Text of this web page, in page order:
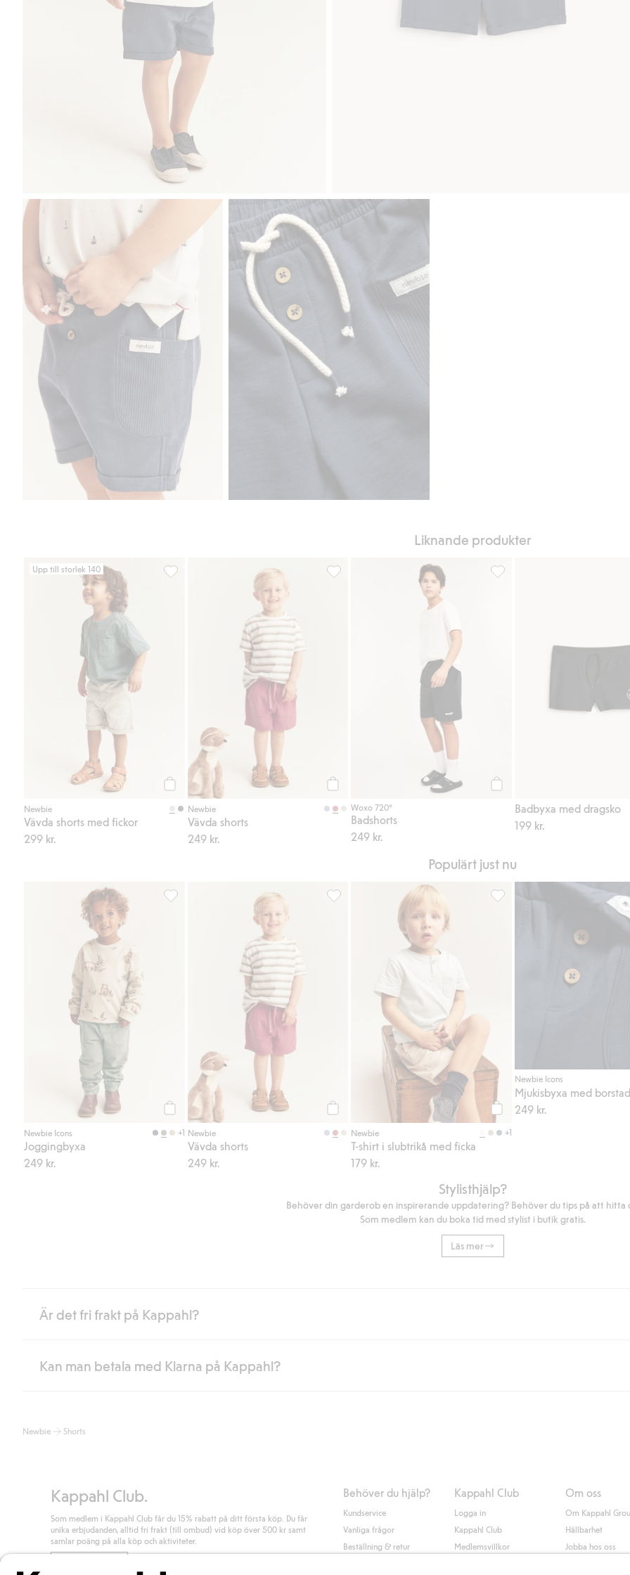
Liknande produkter
Upp till storlek 140
Newbie
Vävda shorts med fickor
299 kr.
Vävda shorts med fickor, Lägg till i favoriter
Newbie
Vävda shorts
249 kr.
Vävda shorts, Lägg till i favoriter
Woxo 720°
Badshorts
249 kr.
Badbyxa med dragsko
199 kr.
Populärt just nu
Newbie Icons +1
Joggingbyxa
249 kr.
Joggingbyxa, Lägg till i favoriter
Newbie
Vävda shorts
249 kr.
Vävda shorts, Lägg till i favoriter
Köp
Newbie +1
T-shirt i slubtrikå med ficka
179 kr.
T-shirt i slubtrikå med ficka,
Newbie Icons
Mjukisbyxa med
249 kr.
Stylisthjälp?
Behöver din garderob en inspirerande uppdatering? Behöver du tips på att hitta
Som medlem kan du boka tid med stylist i butik gratis.
Läs mer
Är det fri frakt på Kappahl?
Är du medlem i Kappahl Club har du alltid gratis frakt till butik eller om du handlar för över 500kr med leverans till ombud eller paketbox
Läs mer
Kan man betala med Klarna på Kappahl?
klicka på "Slutför köp" godkänner du Kappahls allmänna villkor.
Newbie Shorts
Kappahl Club.
Som medlem i Kappahl Club får du 15% rabatt på ditt första köp. Du får
unika erbjudanden, alltid fri frakt (till ombud) vid köp över 500 kr samt
samlar poäng på alla köp och aktiviteter.
Behöver du hjälp?
Kundservice
Vanliga frågor
Beställning & retur
Kappahl Club
Logga in
Kappahl Club
Medlemsvillkor
Om oss
Om Kappahl
Hållbarhet
Jobba hos oss